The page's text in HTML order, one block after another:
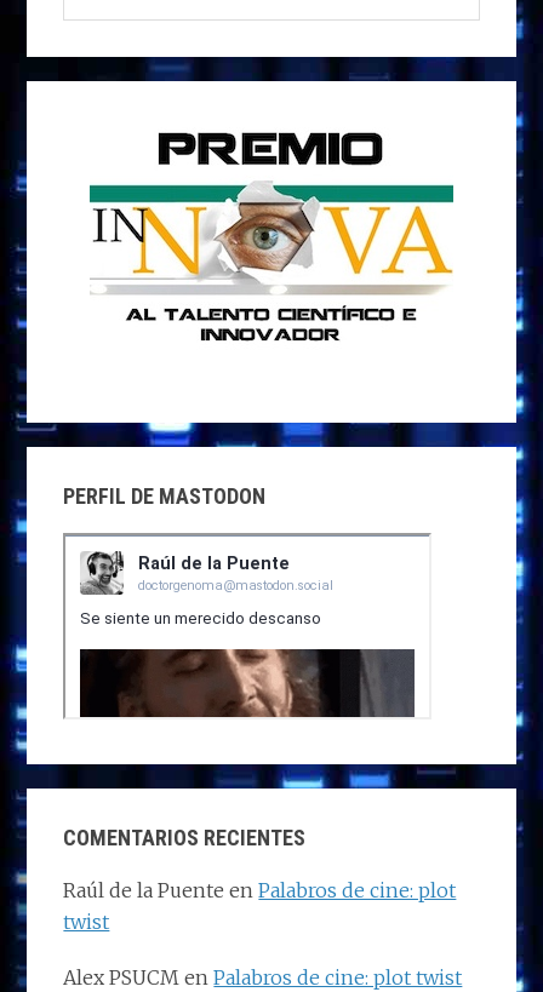
k
p
r
PRINCIPAL
esta
web
PERFIL DE MASTODON
COMENTARIOS RECIENTES
Raúl de la Puente enPalabros de cine: plot
twist
Alex PSUCM enPalabros de cine: plot twist